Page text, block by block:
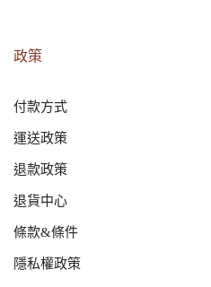
政策
付款方式
運送政策
退款政策
退貨中心
條款&條件
隱私權政策